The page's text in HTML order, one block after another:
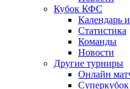
Кубок КФС
Календарь
Статистика
Команды
Новости
Другие турниры
Онлайн